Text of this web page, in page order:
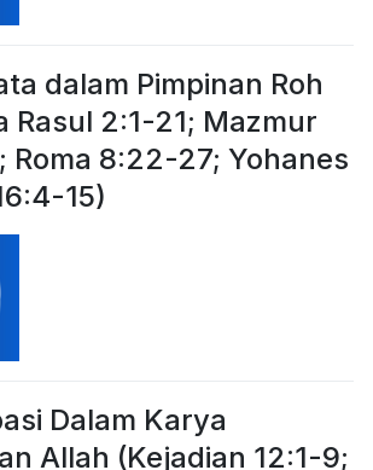
dalam Pimpinan Roh
Rasul 2:1-21; Mazmur
Roma 8:22-27; Yohanes
15)
Dalam Karya
Allah (Kejadian 12:1-9;